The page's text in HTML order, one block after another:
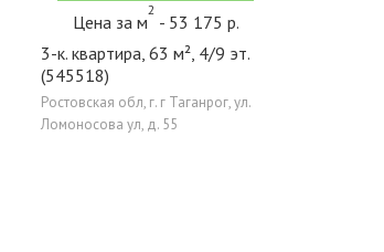
Цена за м
2
- 53 175 р.
3-к. квартира, 63 м², 4/9 эт.
(545518)
Ростовская обл, г. г Таганрог, ул.
Ломоносова ул, д. 55